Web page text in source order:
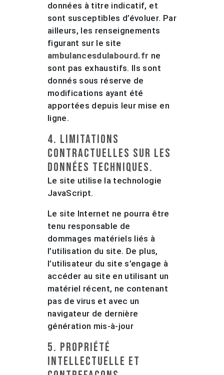
données à titre indicatif, et
sont susceptibles d’évoluer. Par
ailleurs, les renseignements
figurant sur le site
ambulancesdulabourd.fr ne
sont pas exhaustifs. Ils sont
donnés sous réserve de
modifications ayant été
apportées depuis leur mise en
ligne.
4. Limitations
contractuelles sur les
données techniques.
Le site utilise la technologie
JavaScript.
Le site Internet ne pourra être
tenu responsable de
dommages matériels liés à
l’utilisation du site. De plus,
l’utilisateur du site s’engage à
accéder au site en utilisant un
matériel récent, ne contenant
pas de virus et avec un
navigateur de dernière
génération mis-à-jour
5. Propriété
intellectuelle et